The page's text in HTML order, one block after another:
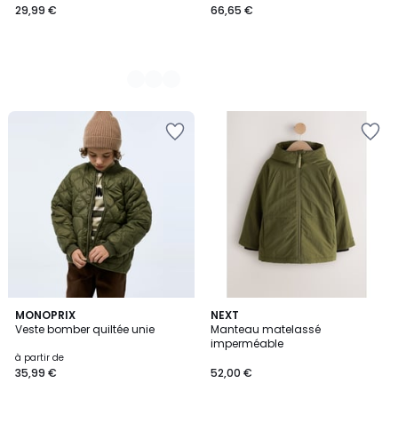
29,99 €
66,65 €
MONOPRIX
Veste bomber quiltée unie
à partir de
35,99 €
NEXT
Manteau matelassé
imperméable
52,00 €